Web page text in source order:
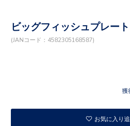
ビッグフィッシュプレー
(JANコード：4582305168587)
獲
お気に入り